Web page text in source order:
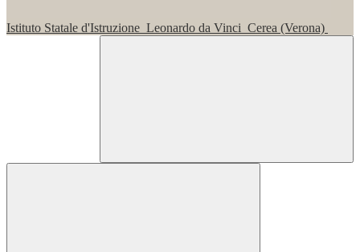
Istituto Statale d'Istruzione Leonardo da Vinci Cerea (Verona)